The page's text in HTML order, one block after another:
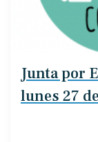
Junta por
lunes 27